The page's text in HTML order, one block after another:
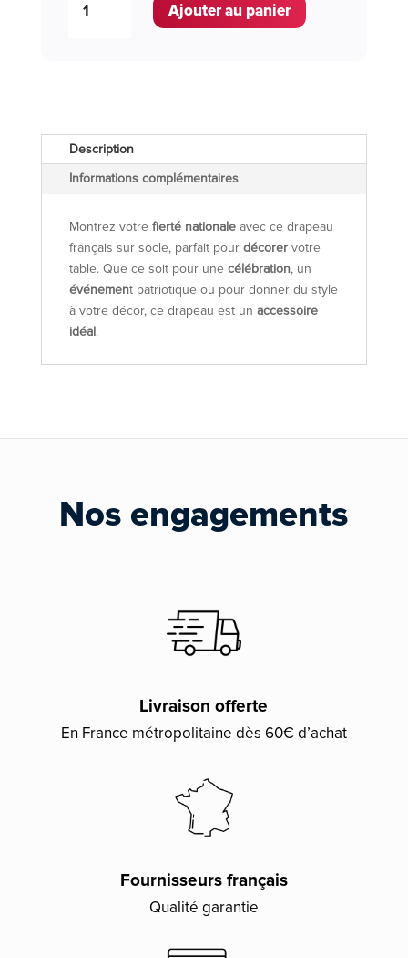
Ajouter au panier
Description
Informations complémentaires
Montrez votre fierté nationaleavec ce drapeau
français sur socle, parfait pour décorervotre
table. Que ce soit pour une célébration, un
événement patriotique ou pour donner du style
à votre décor, ce drapeau est un accessoire
idéal.
Nos engagements
Livraison offerte
En France métropolitaine dès 60€ d’achat
Fournisseurs français
Qualité garantie